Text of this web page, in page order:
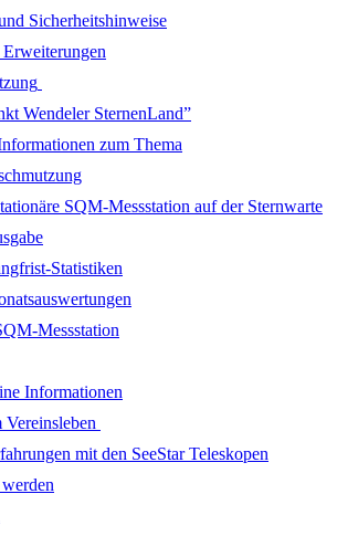
Sicherheitshinweise
Wendeler SternenLand”
zum Thema
SQM-Messstation auf der Sternwarte
Statistiken
Messstation
Informationen
Vereinsleben
mit den SeeStar Teleskopen